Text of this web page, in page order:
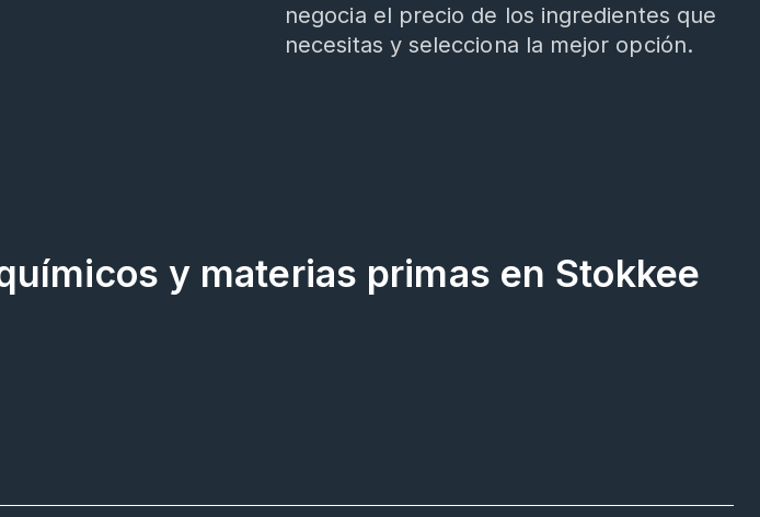
negocia el precio de los ingredientes que
necesitas y selecciona la mejor opción.
y materias primas en Stokkee